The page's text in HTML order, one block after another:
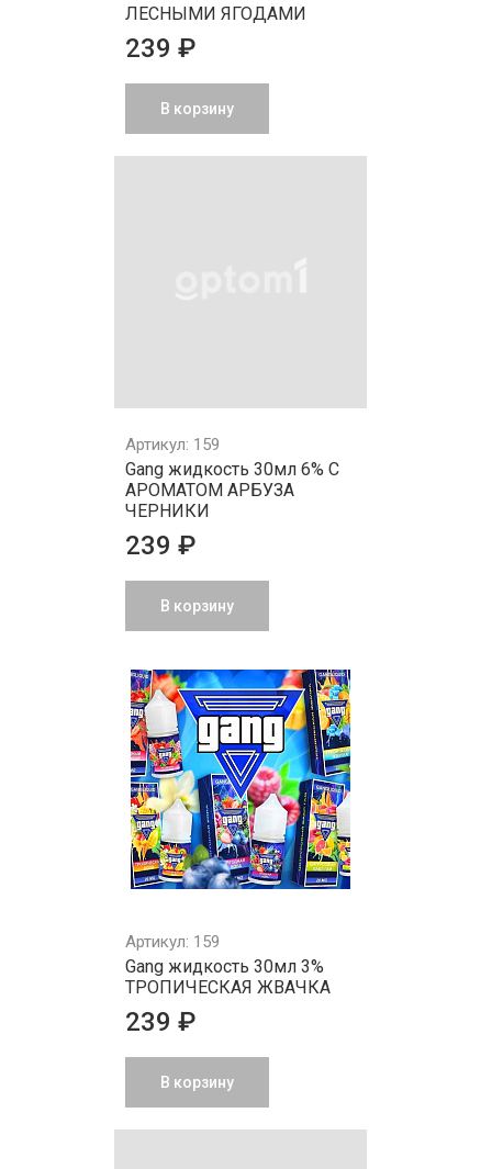
ЛЕСНЫМИ ЯГОДАМИ
239 ₽
В корзину
Артикул: 159
Gang жидкость 30мл 6% С
АРОМАТОМ АРБУЗА
ЧЕРНИКИ
239 ₽
В корзину
Артикул: 159
Gang жидкость 30мл 3%
ТРОПИЧЕСКАЯ ЖВАЧКА
239 ₽
В корзину